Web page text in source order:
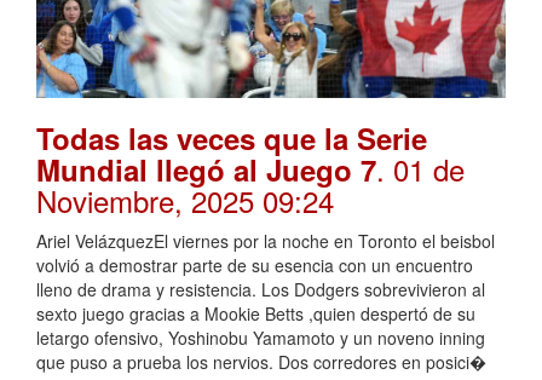
Todas las veces que la Serie
Mundial llegó al Juego 7. 01 de
Noviembre, 2025 09:24
Ariel VelázquezEl viernes por la noche en Toronto el beisbol
volvió a demostrar parte de su esencia con un encuentro
lleno de drama y resistencia. Los Dodgers sobrevivieron al
sexto juego gracias a Mookie Betts ,quien despertó de su
letargo ofensivo, Yoshinobu Yamamoto y un noveno inning
que puso a prueba los nervios. Dos corredores en posici�